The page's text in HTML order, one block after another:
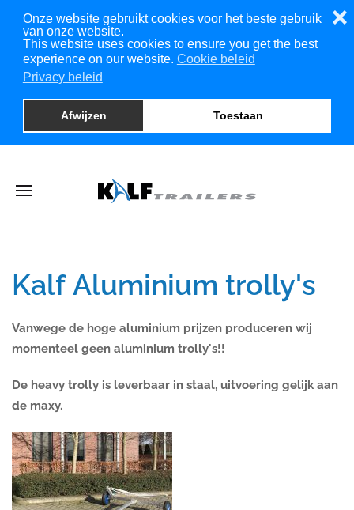
Onze website gebruikt cookies voor het beste gebruik
van onze website.
This website uses cookies to ensure you get the best
experience on our website. Cookie beleid
Privacy beleid
Afwijzen Toestaan
❌
Kalf Aluminium trolly's
Vanwege de hoge aluminium prijzen produceren wij
momenteel geen aluminium trolly's!!
De heavy trolly is leverbaar in staal, uitvoering gelijk aan
de maxy.